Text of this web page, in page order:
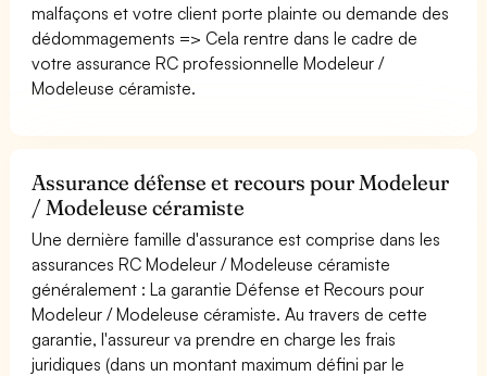
malfaçons et votre client porte plainte ou demande des
dédommagements => Cela rentre dans le cadre de
votre assurance RC professionnelle Modeleur /
Modeleuse céramiste.
Assurance défense et recours pour Modeleur
/ Modeleuse céramiste
Une dernière famille d'assurance est comprise dans les
assurances RC Modeleur / Modeleuse céramiste
généralement : La garantie Défense et Recours pour
Modeleur / Modeleuse céramiste. Au travers de cette
garantie, l'assureur va prendre en charge les frais
juridiques (dans un montant maximum défini par le